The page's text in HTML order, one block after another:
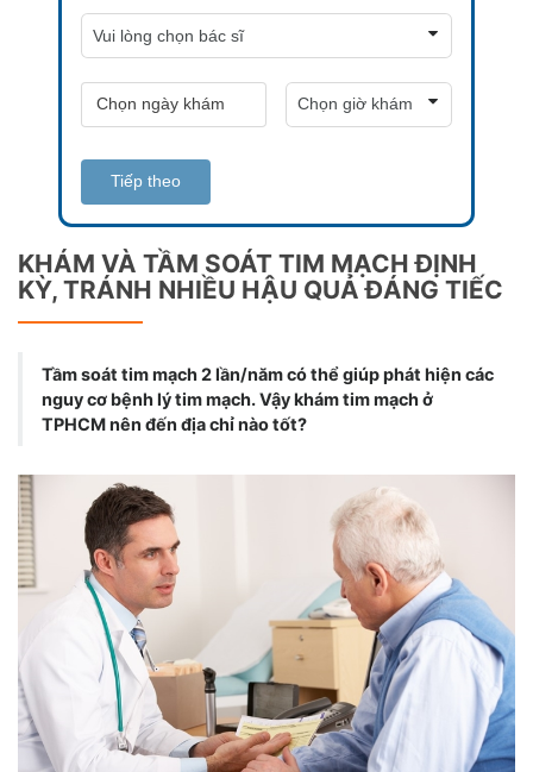
Tiếp theo
KHÁM VÀ TẦM SOÁT TIM MẠCH ĐỊNH
KỲ, TRÁNH NHIỀU HẬU QUẢ ĐÁNG TIẾC
Tầm soát tim mạch 2 lần/năm có thể giúp phát hiện các
nguy cơ bệnh lý tim mạch. Vậy khám tim mạch ở
TPHCM nên đến địa chỉ nào tốt?